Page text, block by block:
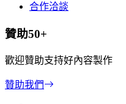
合作洽談
贊助50+
歡迎贊助支持好內容製作
贊助我們